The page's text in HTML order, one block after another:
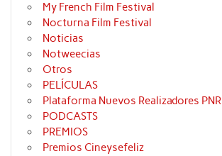
My French Film Festival
Nocturna Film Festival
Noticias
Notweecias
Otros
PELÍCULAS
Plataforma Nuevos Realizadores PNR
PODCASTS
PREMIOS
Premios Cineysefeliz